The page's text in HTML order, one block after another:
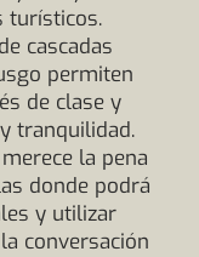
turísticos.
cascadas
permiten
de clase y
tranquilidad.
la pena
donde podrá
y utilizar
conversación